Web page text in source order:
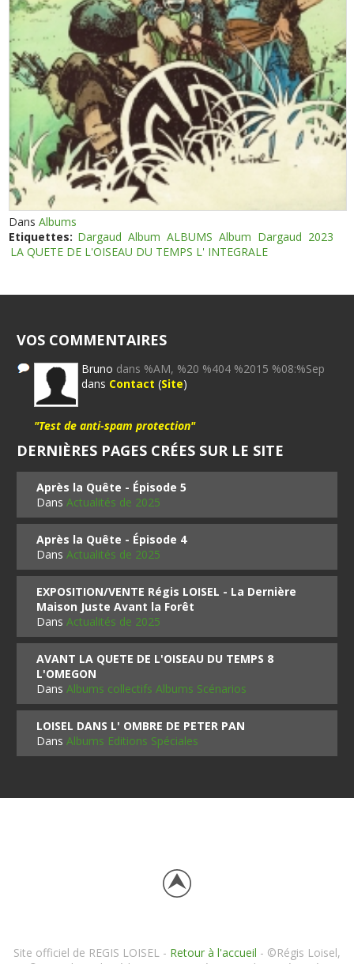
DansAlbums
Etiquettes: Dargaud Album ALBUMS Album Dargaud 2023
LA QUETE DE L'OISEAU DU TEMPS L' INTEGRALE
VOS COMMENTAIRES
Bruno dans %AM, %20 %404 %2015 %08:%Sep
dans Contact (Site)
"Test de anti-spam protection"
DERNIÈRES PAGES CRÉES SUR LE SITE
Après la Quête - Épisode 5
DansActualités de 2025
Après la Quête - Épisode 4
DansActualités de 2025
EXPOSITION/VENTE Régis LOISEL - La Dernière
Maison Juste Avant la Forêt
DansActualités de 2025
AVANT LA QUETE DE L'OISEAU DU TEMPS 8
L'OMEGON
DansAlbums collectifs Albums Scénarios
LOISEL DANS L' OMBRE DE PETER PAN
DansAlbums Editions Spéciales
Site officiel de REGIS LOISEL - Retour à l'accueil - ©Régis Loisel,